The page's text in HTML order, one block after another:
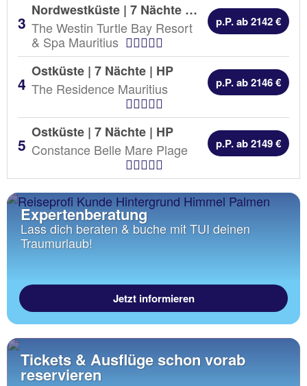
Nordwestküste | 7 Nächte |HP
The Westin Turtle Bay Resort
& Spa Mauritius
p.P. ab 2142 €
Ostküste | 7 Nächte | HP
The Residence Mauritius
p.P. ab 2146 €
Ostküste | 7 Nächte | HP
Constance Belle Mare Plage
Hotel Kategorien
p.P. ab 2149 €
Expertenberatung
Lass dich beraten & buche mit TUI deinen
Traumurlaub!
Jetzt informieren
Tickets & Ausflüge schon vorab
reservieren